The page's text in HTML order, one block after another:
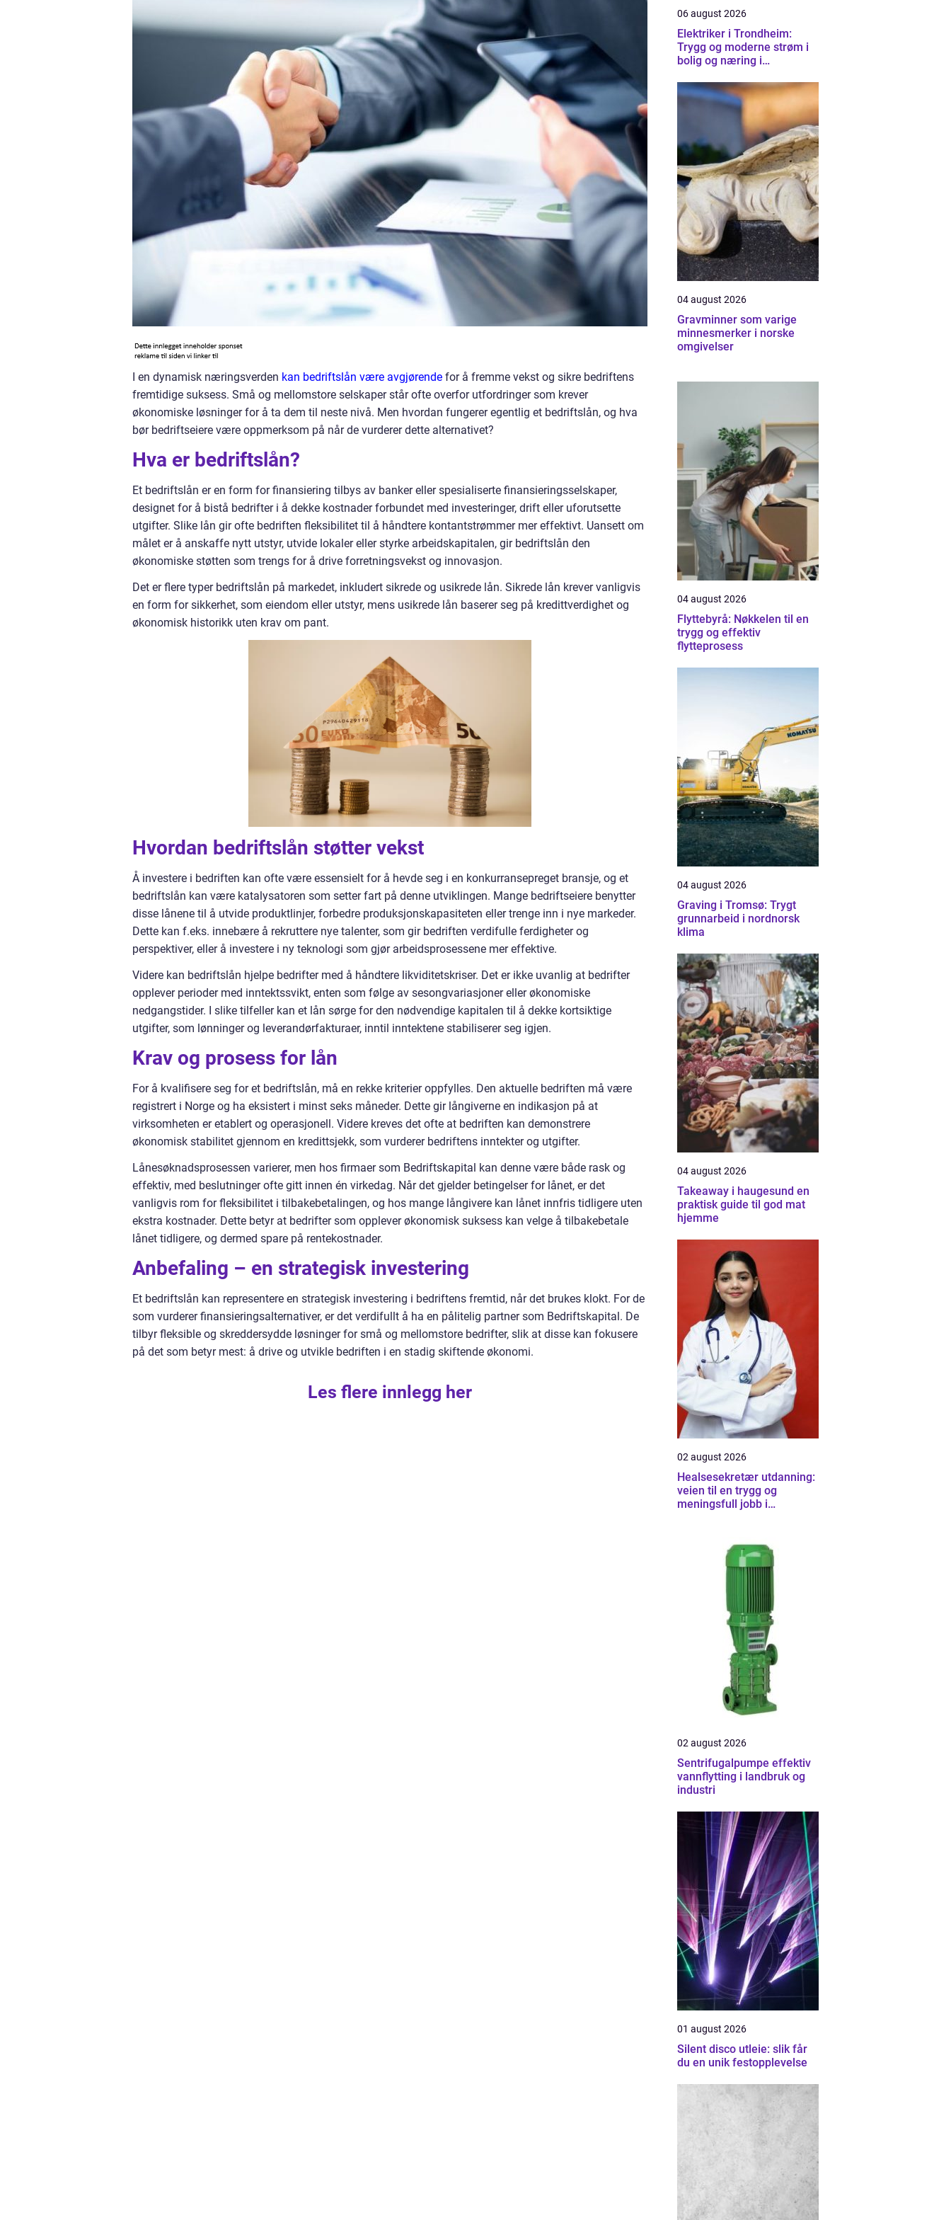
I en dynamisk næringsverden kan bedriftslån være avgjørende for å fremme vekst og sikre bedriftens
fremtidige suksess. Små og mellomstore selskaper står ofte overfor utfordringer som krever
økonomiske løsninger for å ta dem til neste nivå. Men hvordan fungerer egentlig et bedriftslån, og hva
bør bedriftseiere være oppmerksom på når de vurderer dette alternativet?
Hva er bedriftslån?
Et bedriftslån er en form for finansiering tilbys av banker eller spesialiserte finansieringsselskaper,
designet for å bistå bedrifter i å dekke kostnader forbundet med investeringer, drift eller uforutsette
utgifter. Slike lån gir ofte bedriften fleksibilitet til å håndtere kontantstrømmer mer effektivt. Uansett om
målet er å anskaffe nytt utstyr, utvide lokaler eller styrke arbeidskapitalen, gir bedriftslån den
økonomiske støtten som trengs for å drive forretningsvekst og innovasjon.
Det er flere typer bedriftslån på markedet, inkludert sikrede og usikrede lån. Sikrede lån krever vanligvis
en form for sikkerhet, som eiendom eller utstyr, mens usikrede lån baserer seg på kredittverdighet og
økonomisk historikk uten krav om pant.
Hvordan bedriftslån støtter vekst
Å investere i bedriften kan ofte være essensielt for å hevde seg i en konkurransepreget bransje, og et
bedriftslån kan være katalysatoren som setter fart på denne utviklingen. Mange bedriftseiere benytter
disse lånene til å utvide produktlinjer, forbedre produksjonskapasiteten eller trenge inn i nye markeder.
Dette kan f.eks. innebære å rekruttere nye talenter, som gir bedriften verdifulle ferdigheter og
perspektiver, eller å investere i ny teknologi som gjør arbeidsprosessene mer effektive.
Videre kan bedriftslån hjelpe bedrifter med å håndtere likviditetskriser. Det er ikke uvanlig at bedrifter
opplever perioder med inntektssvikt, enten som følge av sesongvariasjoner eller økonomiske
nedgangstider. I slike tilfeller kan et lån sørge for den nødvendige kapitalen til å dekke kortsiktige
utgifter, som lønninger og leverandørfakturaer, inntil inntektene stabiliserer seg igjen.
Krav og prosess for lån
For å kvalifisere seg for et bedriftslån, må en rekke kriterier oppfylles. Den aktuelle bedriften må være
registrert i Norge og ha eksistert i minst seks måneder. Dette gir långiverne en indikasjon på at
virksomheten er etablert og operasjonell. Videre kreves det ofte at bedriften kan demonstrere
økonomisk stabilitet gjennom en kredittsjekk, som vurderer bedriftens inntekter og utgifter.
Lånesøknadsprosessen varierer, men hos firmaer som Bedriftskapital kan denne være både rask og
effektiv, med beslutninger ofte gitt innen én virkedag. Når det gjelder betingelser for lånet, er det
vanligvis rom for fleksibilitet i tilbakebetalingen, og hos mange långivere kan lånet innfris tidligere uten
ekstra kostnader. Dette betyr at bedrifter som opplever økonomisk suksess kan velge å tilbakebetale
lånet tidligere, og dermed spare på rentekostnader.
Anbefaling – en strategisk investering
Et bedriftslån kan representere en strategisk investering i bedriftens fremtid, når det brukes klokt. For de
som vurderer finansieringsalternativer, er det verdifullt å ha en pålitelig partner som Bedriftskapital. De
tilbyr fleksible og skreddersydde løsninger for små og mellomstore bedrifter, slik at disse kan fokusere
på det som betyr mest: å drive og utvikle bedriften i en stadig skiftende økonomi.
Les flere innlegg her
06 august 2026
Elektriker i Trondheim:
Trygg og moderne strøm i
bolig og næring i
04 august 2026
Gravminner som varige
minnesmerker i norske
omgivelser
04 august 2026
Flyttebyrå: Nøkkelen til en
trygg og effektiv
flytteprosess
04 august 2026
Graving i Tromsø: Trygt
grunnarbeid i nordnorsk
klima
04 august 2026
Takeaway i haugesund en
praktisk guide til god mat
hjemme
02 august 2026
Healsesekretær utdanning:
veien til en trygg og
meningsfull jobb i
02 august 2026
Sentrifugalpumpe effektiv
vannflytting i landbruk og
industri
01 august 2026
Silent disco utleie: slik får
du en unik festopplevelse